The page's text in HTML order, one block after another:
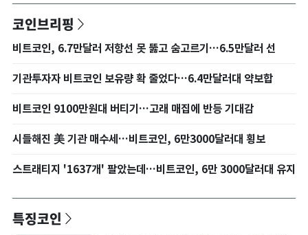
코인브리핑
비트코인, 6.7만달러 저항선 못 뚫고 숨고르기…6.5만달러 선
기관투자자 비트코인 보유량 확 줄었다…6.4만달러대 약보합
비트코인 9100만원대 버티기…고래 매집에 반등 기대감
시들해진 美 기관 매수세…비트코인, 6만3000달러대 횡보
스트래티지 '1637개' 팔았는데…비트코인, 6만 3000달러대 유지
특징코인